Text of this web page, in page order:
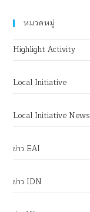
หมวดหมู่
Highlight Activity
Local Initiative
Local Initiative News
ข่าว EAI
ข่าว IDN